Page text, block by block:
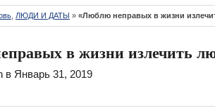
ЛЮДИ И ДАТЫ » «Люблю неправых в жизни
в жизни излечить
в Январь 31, 2019